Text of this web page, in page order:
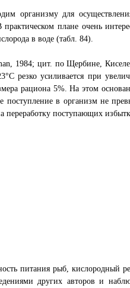
организму для
практическом плане очень
в воде (табл. 84).
1984; цит. по Щербине,
резко усиливается при
рациона 5%. На этом
поступление в организм не
переработку поступающих
питания рыб,
других авторов и